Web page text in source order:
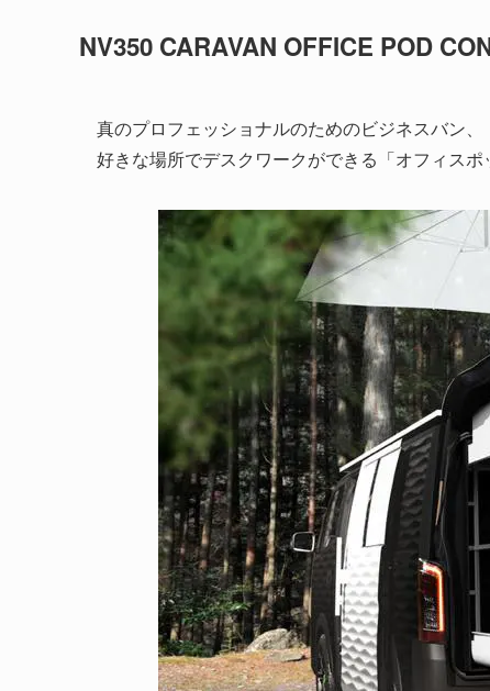
NV350 CARAVAN OFFICE POD
真のプロフェッショナルのためのビジネスバン
好きな場所でデスクワークができる「オフィスポ